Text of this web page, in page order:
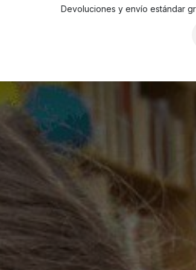
Devoluciones y envío estándar